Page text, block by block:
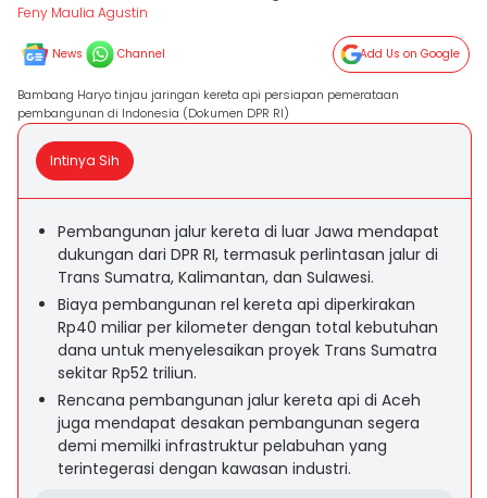
Feny Maulia Agustin
News Channel Add Us on Google
Bambang Haryo tinjau jaringan kereta api persiapan pemerataan
pembangunan di Indonesia (Dokumen DPR RI)
Intinya Sih
Pembangunan jalur kereta di luar Jawa mendapat
dukungan dari DPR RI, termasuk perlintasan jalur di
Trans Sumatra, Kalimantan, dan Sulawesi.
Biaya pembangunan rel kereta api diperkirakan
Rp40 miliar per kilometer dengan total kebutuhan
dana untuk menyelesaikan proyek Trans Sumatra
sekitar Rp52 triliun.
Rencana pembangunan jalur kereta api di Aceh
juga mendapat desakan pembangunan segera
demi memilki infrastruktur pelabuhan yang
terintegerasi dengan kawasan industri.